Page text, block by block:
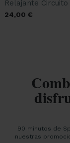
Relajante
24,00 €
90 minutos de
nuestras